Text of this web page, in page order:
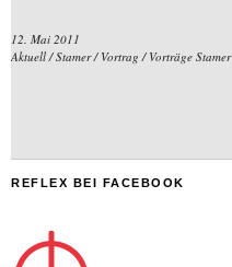
12. Mai 2011
Aktuell /Stamer/ Vortrag / Vorträge Stamer
REFLEX BEI FACEBOOK